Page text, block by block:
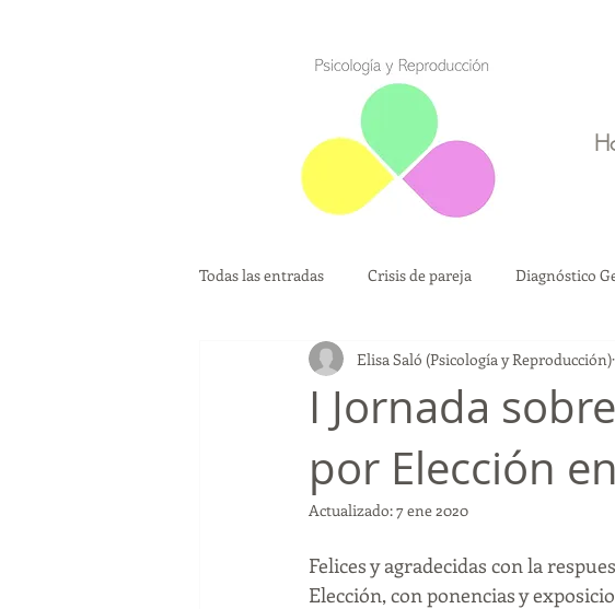
Todas las entradas Crisis de pareja Diagnóstico
Madres solteras por Elección Ovodonación
Diagnóstico Genético Preimplantacio
I Jornada
por Elección
Elisa Saló (Psicología y Reproducción)
Actualizado:7 ene 2020
Felices y agradecidas con la
Elección, con ponencias y